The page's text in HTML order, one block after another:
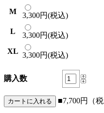
M
3,300円(税込)
L
3,300円(税込)
XL 3,300円(税込)
購入数
■7,700円（